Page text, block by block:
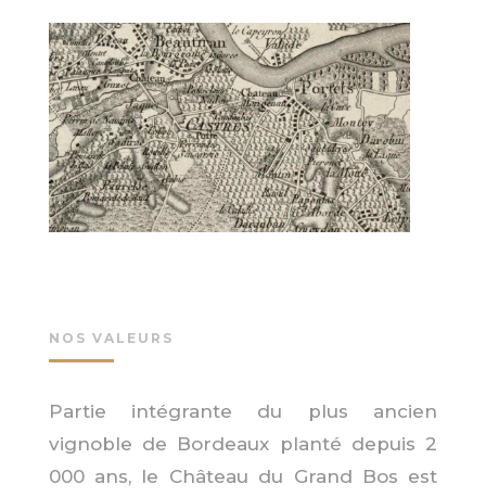
NOS VALEURS
Partie intégrante du plus ancien
vignoble de Bordeaux planté depuis 2
000 ans, le Château du Grand Bos est